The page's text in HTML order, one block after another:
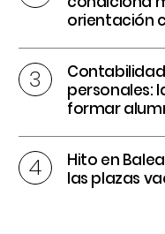
orientación
personales:
formar
Hito en
las plazas